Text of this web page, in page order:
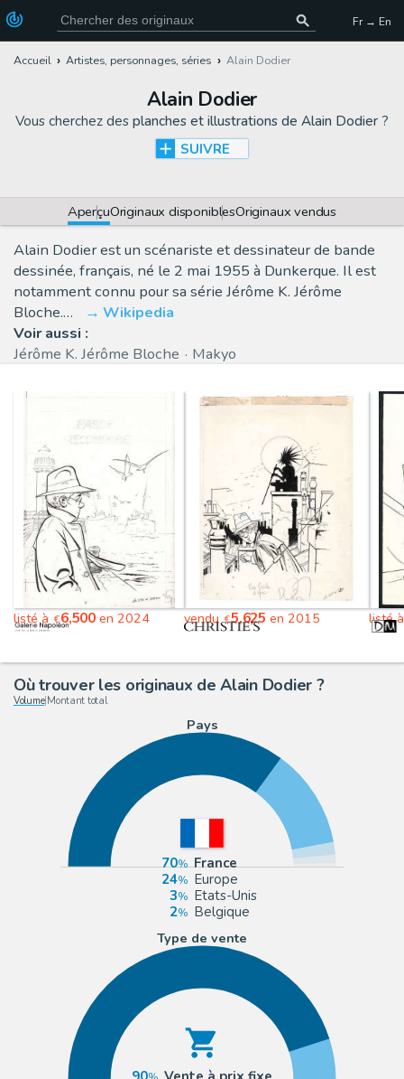
Fr → En
Accueil Artistes, personnages, séries Alain Dodier
Alain Dodier
Vous cherchez des planches et illustrations de Alain Dodier ?
SUIVRE
AperçuOriginaux disponiblesOriginaux vendus
Alain Dodier est un scénariste et dessinateur de bande
dessinée, français, né le 2 mai 1955 à Dunkerque. Il est
notamment connu pour sa série Jérôme K. Jérôme
Bloche.…
Wikipedia
Voir aussi :
Jérôme K. Jérôme Bloche
Makyo
listé à €6,500en 2024 vendu€5,625 en 2015 listé
Où trouver les originaux de Alain Dodier ?
Volume| Montant total
Pays
70
France
24
Europe
3
Etats-Unis
2
Belgique
Type de vente